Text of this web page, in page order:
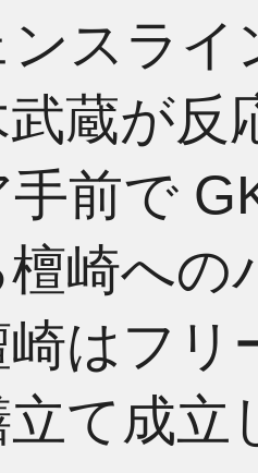
スラ
蔵が反
手前で
崎への
崎はフリ
て成立